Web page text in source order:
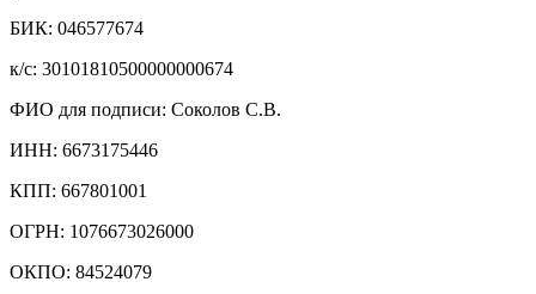
БИК: 046577674
к/c: 30101810500000000674
ФИО для подписи: Соколов С.В.
ИНН: 6673175446
КПП: 667801001
ОГРН: 1076673026000
ОКПО: 84524079